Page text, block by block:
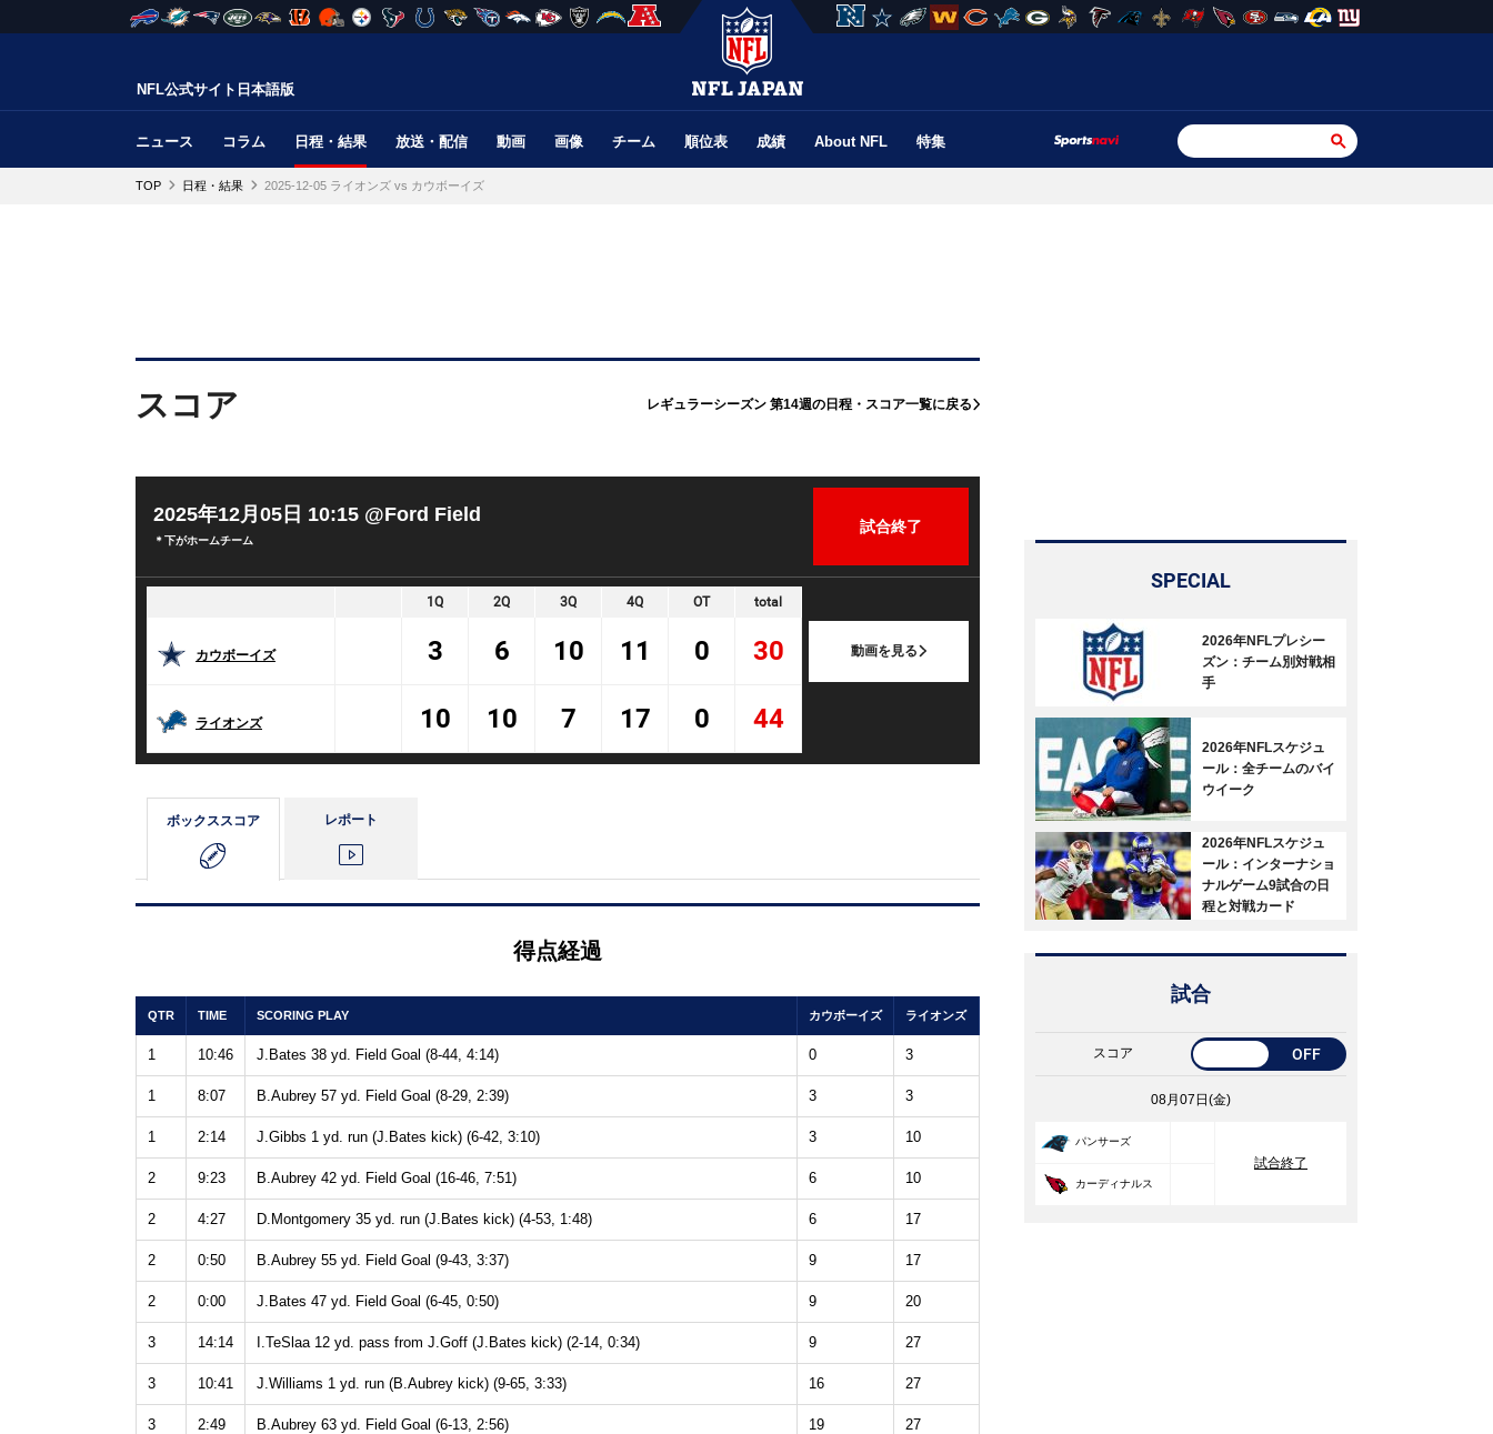
NFL公式サイト日本語版
ニュース コラム 日程・結果 放送・配信 動画 画像 チーム 順位表 成績 About NFL 特集
TOP 日程・結果 2025-12-05 ライオンズ vs カウボーイズ
スコア レギュラーシーズン 第14週の日程・スコア一覧に戻る
2025年12月05日 10:15 @Ford Field
＊下がホームチーム
試合終了
1Q 2Q 3Q 4Q OT total
カウボーイズ 3 6 10 11 0 30
ライオンズ 10 10 7 17 0 44
動画を見る
ボックススコア レポート
得点経過
QTR TIME SCORING PLAY カウボーイズ ライオンズ
1 10:46 J.Bates 38 yd. Field Goal (8-44, 4:14) 0 3
1 8:07 B.Aubrey 57 yd. Field Goal (8-29, 2:39) 3 3
1 2:14 J.Gibbs 1 yd. run (J.Bates kick) (6-42, 3:10) 3 10
2 9:23 B.Aubrey 42 yd. Field Goal (16-46, 7:51) 6 10
2 4:27 D.Montgomery 35 yd. run (J.Bates kick) (4-53, 1:48) 6 17
2 0:50 B.Aubrey 55 yd. Field Goal (9-43, 3:37) 9 17
2 0:00 J.Bates 47 yd. Field Goal (6-45, 0:50) 9 20
3 14:14 I.TeSlaa 12 yd. pass from J.Goff (J.Bates kick) (2-14, 0:34) 9 27
3 10:41 J.Williams 1 yd. run (B.Aubrey kick) (9-65, 3:33) 16 27
3 2:49 B.Aubrey 63 yd. Field Goal (6-13, 2:56) 19 27
SPECIAL
2026年NFLプレシー
ズン：チーム別対戦相
手
2026年NFLスケジュ
ール：全チームのバイ
ウイーク
2026年NFLスケジュ
ール：インターナショ
ナルゲーム9試合の日
程と対戦カード
試合
スコア OFF
08月07日(金)
パンサーズ
試合終了
カーディナルス